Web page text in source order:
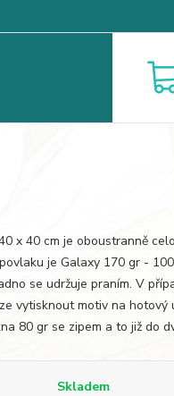
x 40 cm je oboustranně
je Galaxy 170 gr -
se udržuje praním. V
vytisknout motiv na hotový
80 gr se zipem a to již do
Skladem